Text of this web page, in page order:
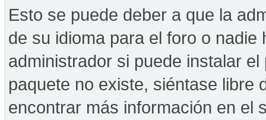
Esto se puede deber a que la
de su idioma para el foro o
administrador si puede instalar
paquete no existe, siéntase libre
encontrar más información en el